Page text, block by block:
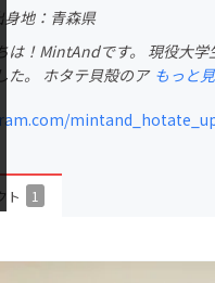
音楽
ゲーム・サービス開発
CAMPFIRE for Social
身地：青森県
は！MintAndです。 現役大
た。 ホタテ貝殻のア もっと
ト 1